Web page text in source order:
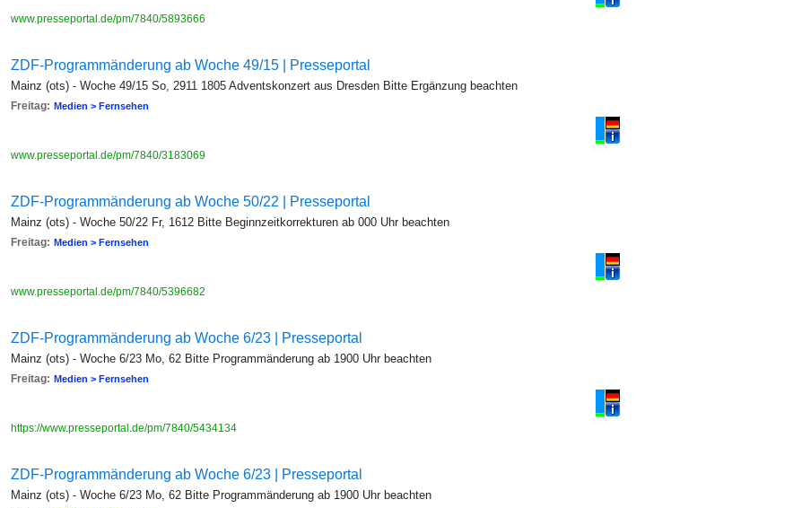
www.presseportal.de/pm/7840/5893666
ZDF-Programmänderung ab Woche 49/15 | Presseportal
Mainz (ots) - Woche 49/15 So, 2911 1805 Adventskonzert aus Dresden Bitte Ergänzung beachten
Freitag: Medien > Fernsehen
www.presseportal.de/pm/7840/3183069
ZDF-Programmänderung ab Woche 50/22 | Presseportal
Mainz (ots) - Woche 50/22 Fr, 1612 Bitte Beginnzeitkorrekturen ab 000 Uhr beachten
Freitag: Medien > Fernsehen
www.presseportal.de/pm/7840/5396682
ZDF-Programmänderung ab Woche 6/23 | Presseportal
Mainz (ots) - Woche 6/23 Mo, 62 Bitte Programmänderung ab 1900 Uhr beachten
Freitag: Medien > Fernsehen
https://www.presseportal.de/pm/7840/5434134
ZDF-Programmänderung ab Woche 6/23 | Presseportal
Mainz (ots) - Woche 6/23 Mo, 62 Bitte Programmänderung ab 1900 Uhr beachten